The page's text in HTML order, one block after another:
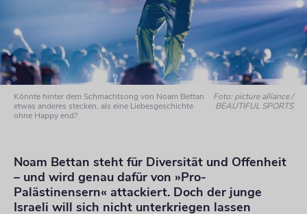
Könnte hinter dem Schmachtsong von Noam Bettan
etwas anderes stecken, als eine Liebesgeschichte
ohne Happy end?
Foto: picture alliance /
BEAUTIFUL SPORTS
Noam Bettan steht für Diversität und Offenheit
– und wird genau dafür von »Pro-
Palästinensern« attackiert. Doch der junge
Israeli will sich nicht unterkriegen lassen